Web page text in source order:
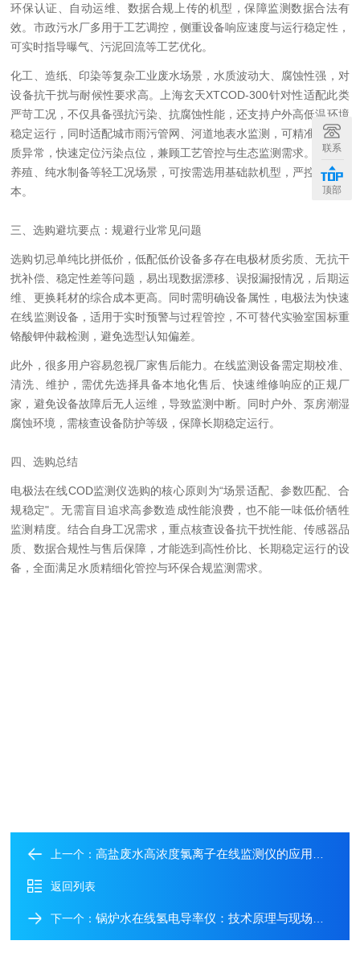
环保认证、自动运维、数据合规上传的机型，保障监测数据合法有
效。市政污水厂多用于工艺调控，侧重设备响应速度与运行稳定性，
可实时指导曝气、污泥回流等工艺优化。
化工、造纸、印染等复杂工业废水场景，水质波动大、腐蚀性强，对
设备抗干扰与耐候性要求高。上海玄天XTCOD-300针对性适配此类
严苛工况，不仅具备强抗污染、抗腐蚀性能，还支持户外高低温环境
稳定运行，同时适配城市雨污管网、河道地表水监测，可精准捕捉水
质异常，快速定位污染点位，兼顾工艺管控与生态监测需求。而水产
养殖、纯水制备等轻工况场景，可按需选用基础款机型，严控采购成
本。
三、选购避坑要点：规避行业常见问题
选购切忌单纯比拼低价，低配低价设备多存在电极材质劣质、无抗干
扰补偿、稳定性差等问题，易出现数据漂移、误报漏报情况，后期运
维、更换耗材的综合成本更高。同时需明确设备属性，电极法为快速
在线监测设备，适用于实时预警与过程管控，不可替代实验室国标重
铬酸钾仲裁检测，避免选型认知偏差。
此外，很多用户容易忽视厂家售后能力。在线监测设备需定期校准、
清洗、维护，需优先选择具备本地化售后、快速维修响应的正规厂
家，避免设备故障后无人运维，导致监测中断。同时户外、泵房潮湿
腐蚀环境，需核查设备防护等级，保障长期稳定运行。
四、选购总结
电极法在线COD监测仪选购的核心原则为“场景适配、参数匹配、合
规稳定"。无需盲目追求高参数造成性能浪费，也不能一味低价牺牲
监测精度。结合自身工况需求，重点核查设备抗干扰性能、传感器品
质、数据合规性与售后保障，才能选到高性价比、长期稳定运行的设
备，全面满足水质精细化管控与环保合规监测需求。
上一个：高盐废水高浓度氯离子在线监测仪的应用领域全解析
返回列表
下一个：锅炉水在线氢电导率仪：技术原理与现场应用解析
联系
顶部